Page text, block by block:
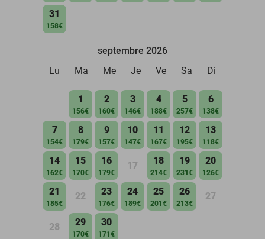
31
158€
septembre 2026
Lu
Ma Me Je Ve Sa Di
1
156€
2
160€
3
146€
4
188€
5
257€
6
138€
7
154€
8
179€
9
157€
10
147€
11
167€
12
195€
13
118€
14
162€
15
170€
16
179€
17 18
214€
19
231€
20
126€
21
185€
22 23
176€
24
189€
25
201€
26
213€
27
28 29
170€
30
171€